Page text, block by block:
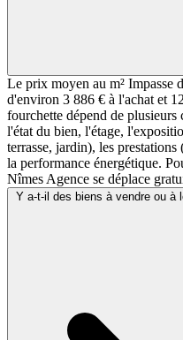
Le prix moyen au m² Impasse
d'environ 3 886 € à l'achat et
fourchette dépend de plusieurs
l'état du bien, l'étage,
terrasse, jardin), les
la performance énergétique.
Nîmes Agence se déplace
Y a-t-il des biens à vendre ou à